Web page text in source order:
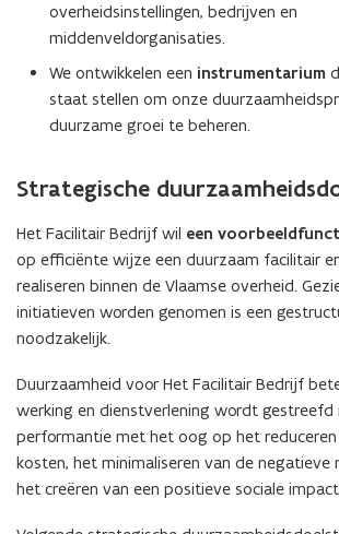
overheidsinstellingen, bedrijven en
middenveldorganisaties.
We ontwikkelen een instrumentarium
staat stellen om onze
duurzame groei te beheren.
Strategische
Het Facilitair Bedrijf wil een
op efficiënte wijze een duurzaam facilitair
realiseren binnen de Vlaamse overheid.
initiatieven worden genomen is een
noodzakelijk.
Duurzaamheid voor Het Facilitair Bedrijf
werking en dienstverlening wordt gestreefd
performantie met het oog op het
kosten, het minimaliseren van de negatieve
het creëren van een positieve sociale